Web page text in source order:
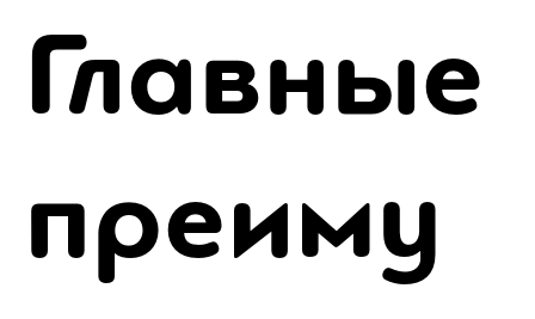
Главные
преиму